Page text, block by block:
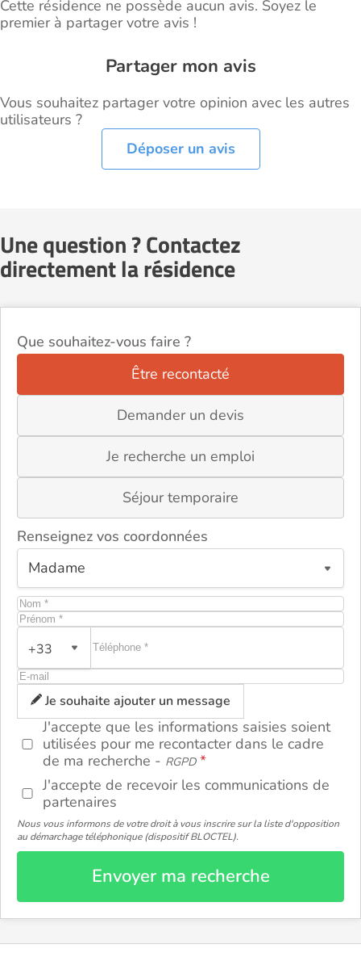
Cette résidence ne possède aucun avis. Soyez le
premier à partager votre avis !
Partager mon avis
Vous souhaitez partager votre opinion avec les autres
utilisateurs ?
Déposer un avis
Une question ? Contactez
directement la résidence
Que souhaitez-vous faire ?
Être recontacté
Demander un devis
Je recherche un emploi
Séjour temporaire
Renseignez vos coordonnées
+33
Je souhaite ajouter un message
J'accepte que les informations saisies soient
utilisées pour me recontacter dans le cadre
de ma recherche - RGPD
J'accepte de recevoir les communications de
partenaires
Nous vous informons de votre droit à vous inscrire sur la liste d'opposition
au démarchage téléphonique (dispositif BLOCTEL).
Envoyer ma recherche
ou